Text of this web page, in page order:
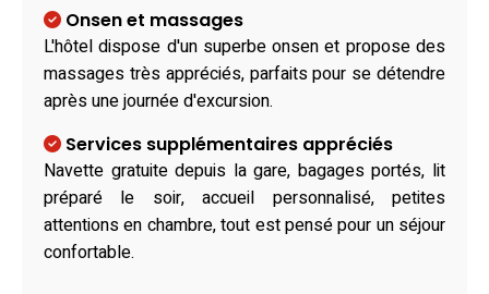
Onsen et massages
L'hôtel dispose d'un superbe onsen et propose des
massages très appréciés, parfaits pour se détendre
après une journée d'excursion.
Services supplémentaires appréciés
Navette gratuite depuis la gare, bagages portés, lit
préparé le soir, accueil personnalisé, petites
attentions en chambre, tout est pensé pour un séjour
confortable.